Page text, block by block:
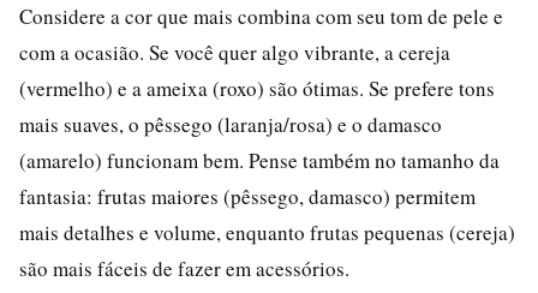
Considere a cor que mais combina com seu tom de pele e
com a ocasião. Se você quer algo vibrante, a cereja
(vermelho) e a ameixa (roxo) são ótimas. Se prefere tons
mais suaves, o pêssego (laranja/rosa) e o damasco
(amarelo) funcionam bem. Pense também no tamanho da
fantasia: frutas maiores (pêssego, damasco) permitem
mais detalhes e volume, enquanto frutas pequenas (cereja)
são mais fáceis de fazer em acessórios.